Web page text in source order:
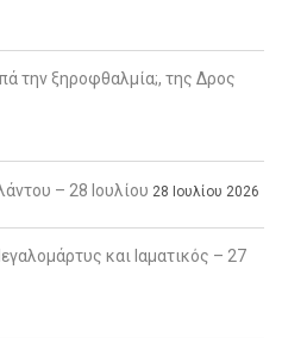
την ξηροφθαλμία;, της Δρος
– 28 Ιουλίου 28 Ιουλίου 2026
και Ιαματικός – 27